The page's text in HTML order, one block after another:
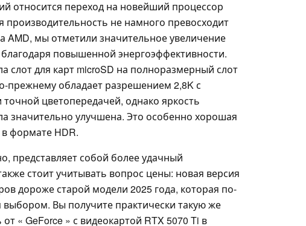
относится переход на новейший процессор
производительность не намного превосходит
AMD, мы отметили значительное увеличение
повышенной энергоэффективности.
слот для карт microSD на полноразмерный слот
прежнему обладает разрешением 2,8K с
цветопередачей, однако яркость
значительно улучшена. Это особенно хорошая
формате HDR.
представляет собой более удачный
стоит учитывать вопрос цены: новая версия
дороже старой модели 2025 года, которая по-
Вы получите практически такую же
« GeForce » с видеокартой RTX 5070 Ti в